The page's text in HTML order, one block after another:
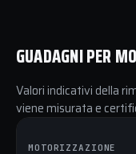
GUADAGNI PER
Valori indicativi della
viene misurata e
MOTORIZZAZIONE